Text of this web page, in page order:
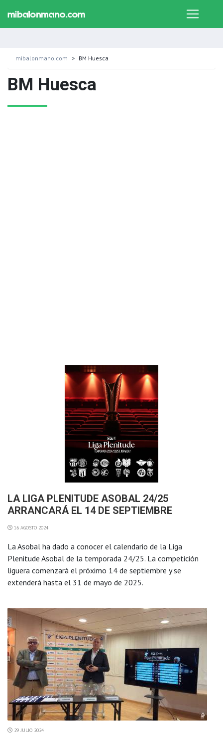
mibalonmano.com BM Huesca
BM Huesca
LA LIGA PLENITUDE ASOBAL 24/25
ARRANCARÁ EL 14 DE SEPTIEMBRE
16 AGOSTO 2024
La Asobal ha dado a conocer el calendario de la Liga
Plenitude Asobal de la temporada 24/25. La competición
liguera comenzará el próximo 14 de septiembre y se
extenderá hasta el 31 de mayo de 2025.
29 JULIO 2024